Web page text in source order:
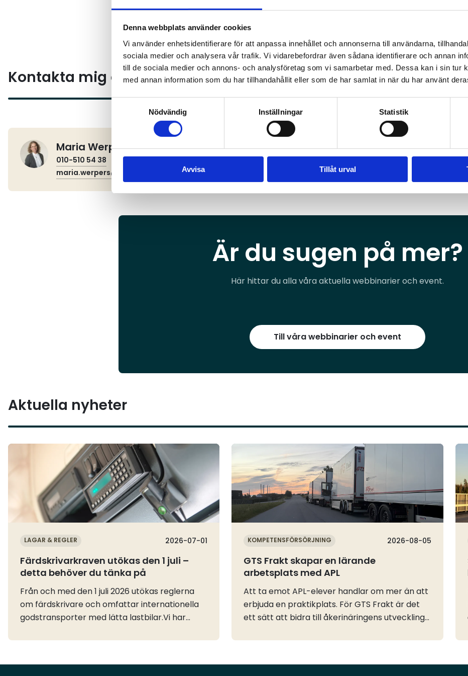
Denna webbplats använder cookies
Vi använder enhetsidentifierare för att anpassa innehållet och annonserna till användarna,
sociala medier och analysera vår trafik. Vi vidarebefordrar även sådana identifierare och annan
till de sociala medier och annons- och analysföretag som vi samarbetar med. Dessa kan i sin tur
med annan information som du har tillhandahållit eller som de har samlat in när du har använt
Nödvändig
Inställningar Statistik
Avvisa Tillåt urval
Kontakta mig om du har frågor
Maria Werpers
010-510 54 38
maria.werpers@akeri.se
Är du sugen på mer?
Här hittar du alla våra aktuella webbinarier och event.
Till våra webbinarier och event
Aktuella nyheter
LAGAR & REGLER 2026-07-01
Färdskrivarkraven utökas den 1 juli –
detta behöver du tänka på
Från och med den 1 juli 2026 utökas reglerna
om färdskrivare och omfattar internationella
godstransporter med lätta lastbilar.Vi har
vägledning och Transportstyrelsens
Läs mer
KOMPETENSFÖRSÖRJNING 2026-08-05
GTS Frakt skapar en lärande
arbetsplats med APL
Att ta emot APL-elever handlar om mer än att
erbjuda en praktikplats. För GTS Frakt är det
ett sätt att bidra till åkerinäringens utveckling
erfarenhet och kunskap förs vidare mellan
Läs mer